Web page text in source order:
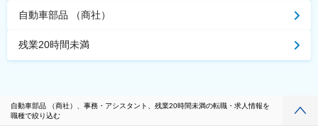
自動車部品 （商社）
残業20時間未満
自動車部品 （商社）、事務・アシスタント、残業20時間未満の転職・求人情報を
職種で絞り込む